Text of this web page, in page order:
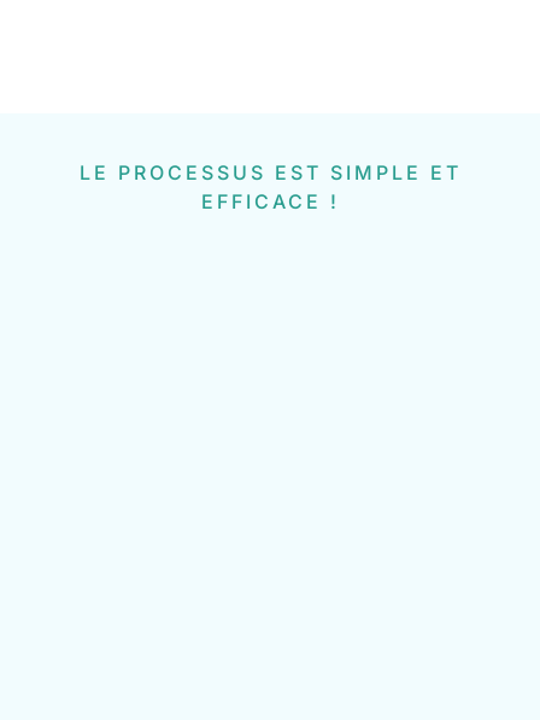
LE PROCESSUS EST SIMPLE ET
EFFICACE !